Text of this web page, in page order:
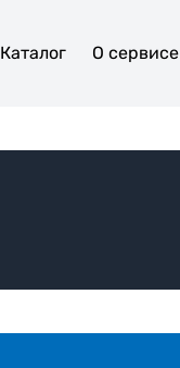
Каталог О сервисе